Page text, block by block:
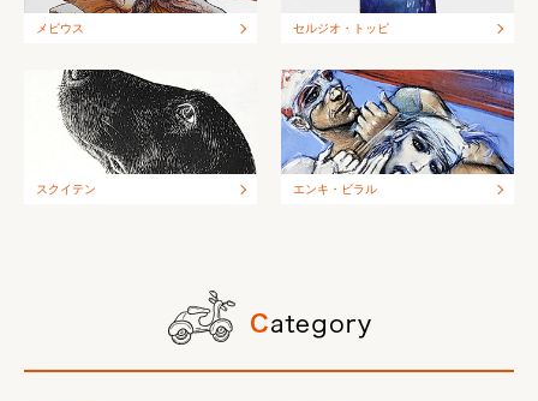
メビウス セルジオ・トッピ
スクイテン エンキ・ビラル